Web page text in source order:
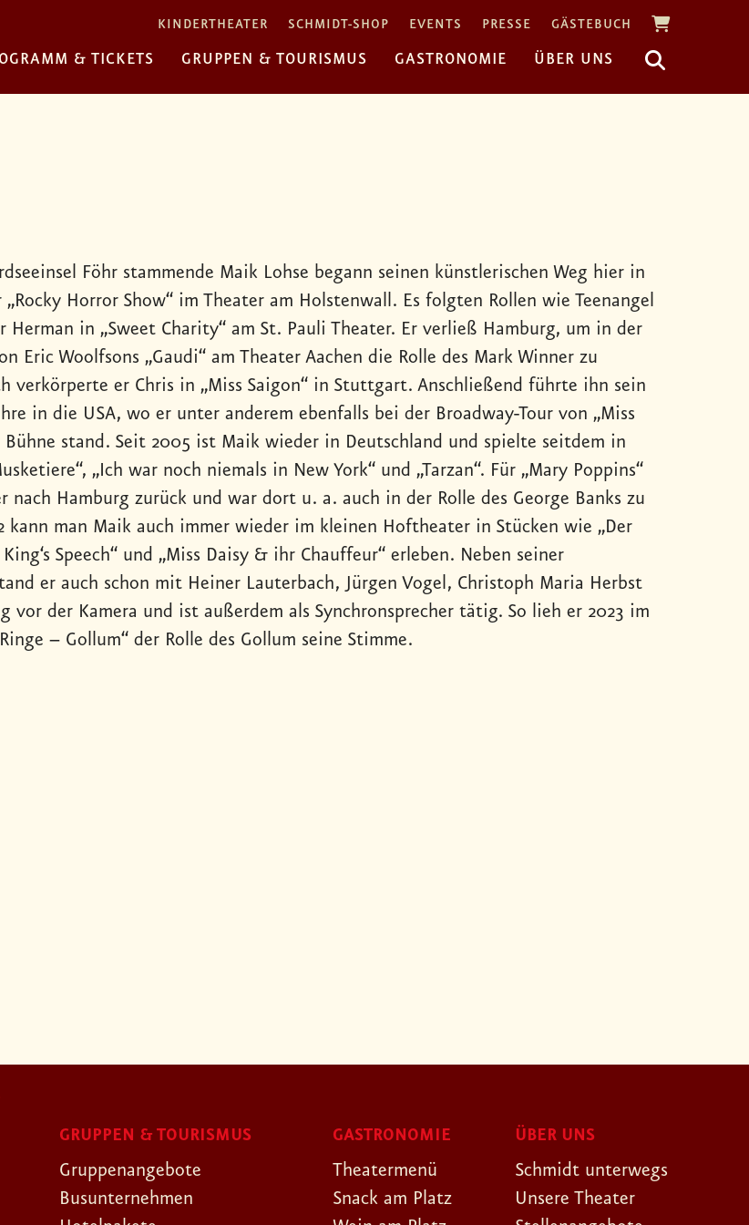
KINDERTHEATER SCHMIDT-SHOP EVENTS PRESSE GÄSTEBUCH
& TICKETS GRUPPEN & TOURISMUS GASTRONOMIE ÜBER UNS
Föhr stammende Maik Lohse begann seinen künstlerischen Weg hier in
Horror Show“ im Theater am Holstenwall. Es folgten Rollen wie Teenangel
Herman in „Sweet Charity“ am St. Pauli Theater. Er verließ Hamburg, um in der
Eric Woolfsons „Gaudi“ am Theater Aachen die Rolle des Mark Winner zu
verkörperte er Chris in „Miss Saigon“ in Stuttgart. Anschließend führte ihn sein
in die USA, wo er unter anderem ebenfalls bei der Broadway-Tour von „Miss
Bühne stand. Seit 2005 ist Maik wieder in Deutschland und spielte seitdem in
„Ich war noch niemals in New York“ und „Tarzan“. Für „Mary Poppins“
nach Hamburg zurück und war dort u. a. auch in der Rolle des George Banks zu
kann man Maik auch immer wieder im kleinen Hoftheater in Stücken wie „Der
King‘s Speech“ und „Miss Daisy & ihr Chauffeur“ erleben. Neben seiner
er auch schon mit Heiner Lauterbach, Jürgen Vogel, Christoph Maria Herbst
vor der Kamera und ist außerdem als Synchronsprecher tätig. So lieh er 2023 im
– Gollum“ der Rolle des Gollum seine Stimme.
GRUPPEN & TOURISMUS
Gruppenangebote
Busunternehmen
GASTRONOMIE
Theatermenü
Snack am Platz
ÜBER UNS
Schmidt unterwegs
Unsere Theater